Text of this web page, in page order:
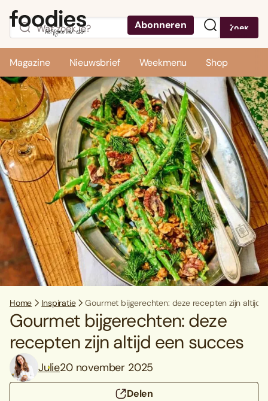
Abonneren Zoek
Magazine Nieuwsbrief Weekmenu Shop
Home Inspiratie Gourmet bijgerechten: deze recepten zijn altijd
Gourmet bijgerechten: deze
recepten zijn altijd een succes
Julie20 november 2025
Delen